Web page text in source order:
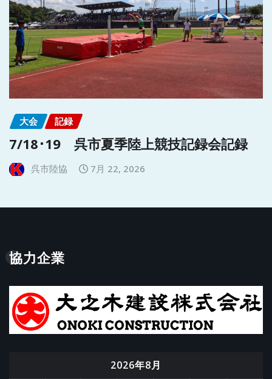
大会 記録
7/18･19 呉市夏季陸上競技記録会記録
呉市陸協 7月 22, 2026
協力企業
2026年8月